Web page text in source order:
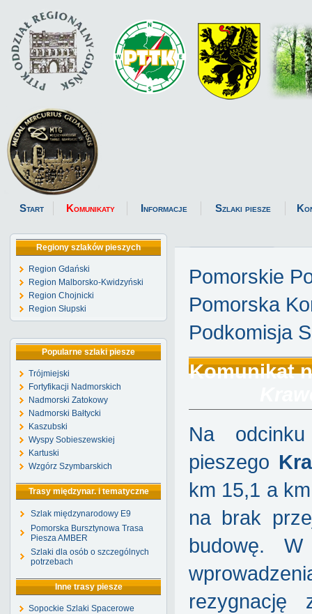
Start Komunikaty Informacje Szlaki piesze
Regiony szlaków pieszych
Region Gdański
Region Malborsko-Kwidzyński
Region Chojnicki
Region Słupski
Popularne szlaki piesze
Trójmiejski
Fortyfikacji Nadmorskich
Nadmorski Zatokowy
Nadmorski Bałtycki
Kaszubski
Wyspy Sobieszewskiej
Kartuski
Wzgórz Szymbarskich
Trasy międzynar. i tematyczne
Szlak międzynarodowy E9
Pomorska Bursztynowa Trasa
Piesza AMBER
Szlaki dla osób o szczególnych
potrzebach
Inne trasy piesze
Sopockie Szlaki Spacerowe
Pomorskie
Pomorska
Podkomisja
Komunikat
Na
pieszego
km 15,1 a
na brak
budowę.
rezygnację